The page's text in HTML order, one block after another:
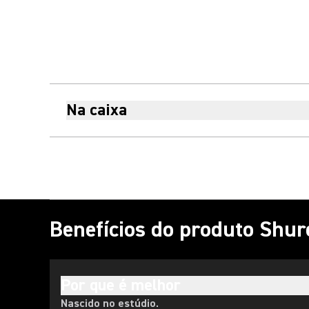
Na caixa
Benefícios do produto
Nascido no estúdio.